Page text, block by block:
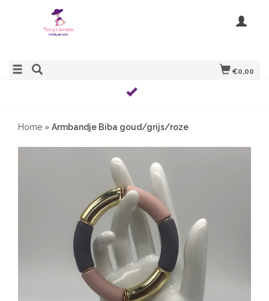
€0,00
Home » Armbandje Biba goud/grijs/roze